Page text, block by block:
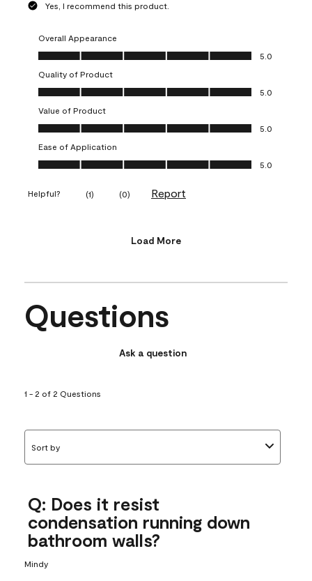
Yes, I recommend this product.
Overall Appearance
Overall Appearance, 5.0 out of 5
5.0
Quality of Product
Quality of Product, 5.0 out of 5
5.0
Value of Product
Value of Product, 5.0 out of 5
5.0
Ease of Application
Ease of Application, 5.0 out of 5
5.0
Helpful? (1) (0) Report
Load More
Questions
Ask a question
1 - 2 of 2 Questions
Sort by
Q: Does it resist
condensation running down
bathroom walls?
Mindy